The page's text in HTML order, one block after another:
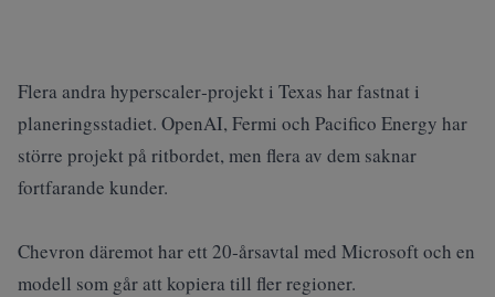
Flera andra hyperscaler‑projekt i Texas har fastnat i
planeringsstadiet. OpenAI, Fermi och Pacifico Energy har
större projekt på ritbordet, men flera av dem saknar
fortfarande kunder.
Chevron däremot har ett 20‑årsavtal med Microsoft och en
modell som går att kopiera till fler regioner.